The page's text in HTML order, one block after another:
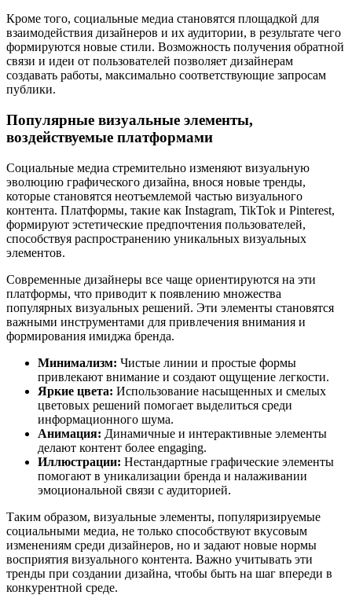
Кроме того, социальные медиа становятся площадкой для
взаимодействия дизайнеров и их аудитории, в результате чего
формируются новые стили. Возможность получения обратной
связи и идеи от пользователей позволяет дизайнерам
создавать работы, максимально соответствующие запросам
публики.
Популярные визуальные элементы,
воздействуемые платформами
Социальные медиа стремительно изменяют визуальную
эволюцию графического дизайна, внося новые тренды,
которые становятся неотъемлемой частью визуального
контента. Платформы, такие как Instagram, TikTok и Pinterest,
формируют эстетические предпочтения пользователей,
способствуя распространению уникальных визуальных
элементов.
Современные дизайнеры все чаще ориентируются на эти
платформы, что приводит к появлению множества
популярных визуальных решений. Эти элементы становятся
важными инструментами для привлечения внимания и
формирования имиджа бренда.
Минимализм: Чистые линии и простые формы
привлекают внимание и создают ощущение легкости.
Яркие цвета: Использование насыщенных и смелых
цветовых решений помогает выделиться среди
информационного шума.
Анимация: Динамичные и интерактивные элементы
делают контент более engaging.
Иллюстрации: Нестандартные графические элементы
помогают в уникализации бренда и налаживании
эмоциональной связи с аудиторией.
Таким образом, визуальные элементы, популяризируемые
социальными медиа, не только способствуют вкусовым
изменениям среди дизайнеров, но и задают новые нормы
восприятия визуального контента. Важно учитывать эти
тренды при создании дизайна, чтобы быть на шаг впереди в
конкурентной среде.